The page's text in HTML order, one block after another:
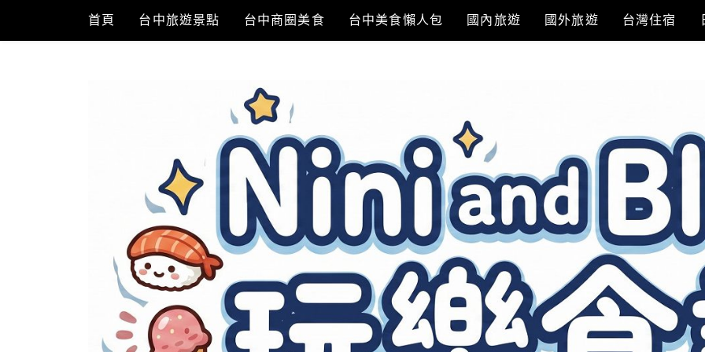
content
首頁 台中旅遊景點 台中商圈美食 台中美食懶人包 國內旅遊 國外旅遊 台灣住宿